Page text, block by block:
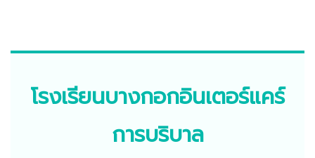
โรงเรียนบางกอกอินเตอร์แคร์
การบริบาล